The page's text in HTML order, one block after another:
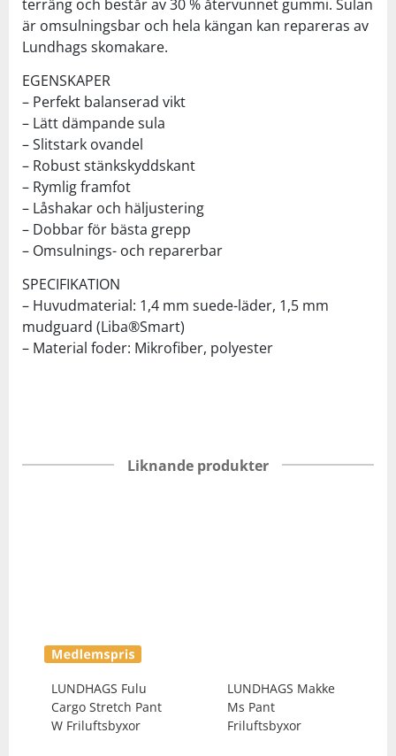
terräng och består av 30 % återvunnet gummi. Sulan
är omsulningsbar och hela kängan kan repareras av
Lundhags skomakare.
EGENSKAPER
– Perfekt balanserad vikt
– Lätt dämpande sula
– Slitstark ovandel
– Robust stänkskyddskant
– Rymlig framfot
– Låshakar och häljustering
– Dobbar för bästa grepp
– Omsulnings- och reparerbar
SPECIFIKATION
– Huvudmaterial: 1,4 mm suede-läder, 1,5 mm
mudguard (Liba®Smart)
– Material foder: Mikrofiber, polyester
Liknande produkter
LUNDHAGS Fulu
Cargo Stretch Pant
W Friluftsbyxor
LUNDHAGS Makke
Ms Pant
Friluftsbyxor